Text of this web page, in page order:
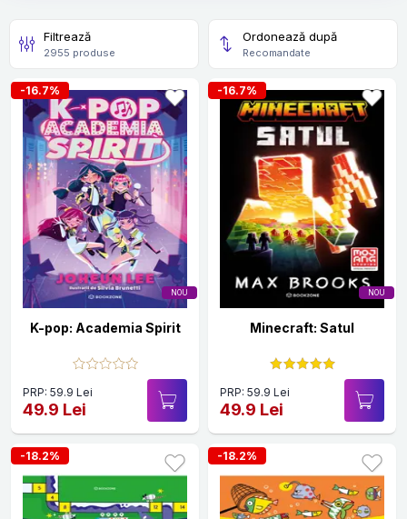
Filtrează
2955 produse
Ordonează după
Recomandate
NOU
-16.7%
K-pop: Academia Spirit
PRP: 59.9 Lei
49.9 Lei
NOU
-16.7%
Minecraft: Satul
PRP: 59.9 Lei
49.9 Lei
-18.2% -18.2%